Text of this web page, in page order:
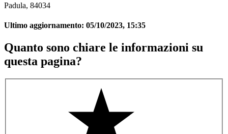
Padula, 84034
Ultimo aggiornamento: 05/10/2023, 15:35
Quanto sono chiare le informazioni su
questa pagina?